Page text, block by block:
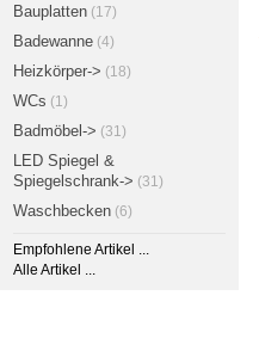
Bauplatten(17)
Badewanne(4)
Heizkörper-> (18)
WCs (1)
Badmöbel-> (31)
LED Spiegel &
Spiegelschrank-> (31)
Waschbecken(6)
Empfohlene Artikel ...
Alle Artikel ...